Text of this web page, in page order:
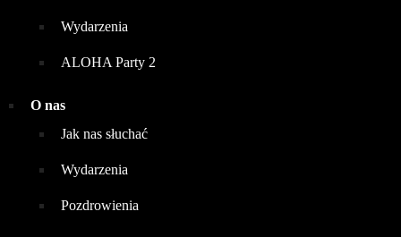
Wydarzenia
ALOHA Party 2
O nas
Jak nas słuchać
Wydarzenia
Pozdrowienia